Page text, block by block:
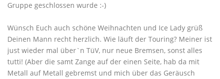
Gruppe geschlossen wurde :-)
Wünsch Euch auch schöne Weihnachten und Ice Lady grüß
Deinen Mann recht herzlich. Wie läuft der Touring? Meiner ist
just wieder mal über`n TüV, nur neue Bremsen, sonst alles
tutti! (Aber die samt Zange auf der einen Seite, hab da mit
Metall auf Metall gebremst und mich über das Geräusch